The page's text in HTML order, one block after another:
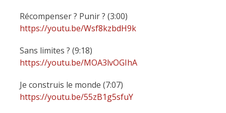
Récompenser ? Punir ? (3:00)
https://youtu.be/Wsf8kzbdH9k
Sans limites ? (9:18)
https://youtu.be/MOA3lvOGIhA
Je construis le monde (7:07)
https://youtu.be/55zB1g5sfuY